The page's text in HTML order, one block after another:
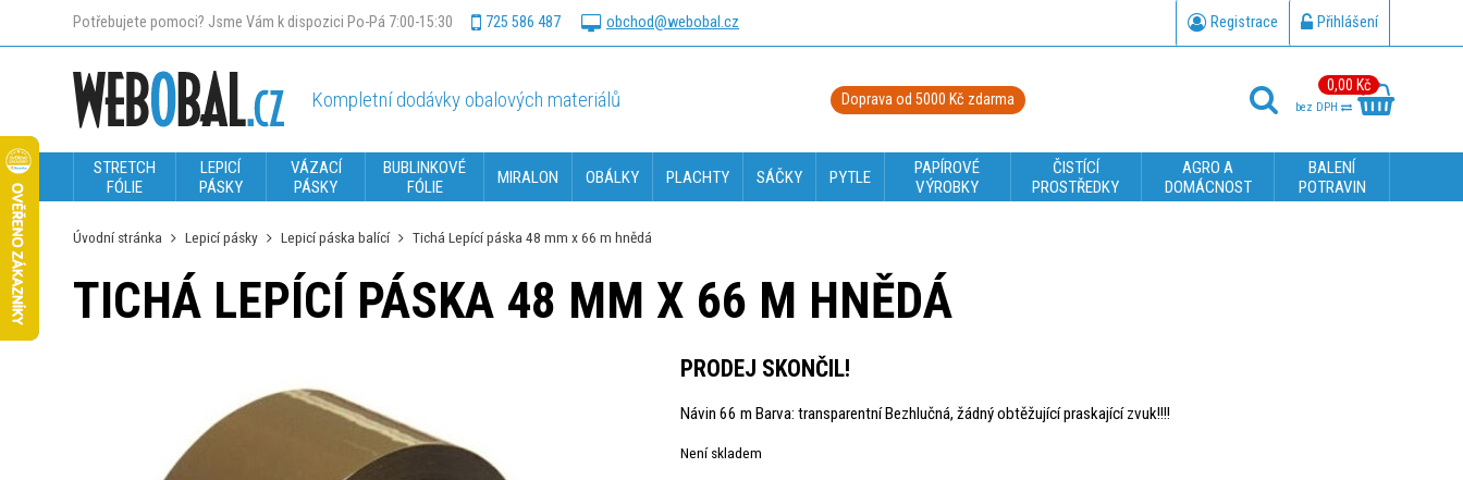
Potřebujete pomoci? Jsme Vám k dispozici Po-Pá 7:00-15:30 725 586 487 obchod@webobal.cz Registrace Přihlášení
Kompletní dodávky obalových materiálů Doprava od 5000 Kč zdarma
0,00 Kč
bez DPH
STRETCH
FÓLIE
LEPICÍ
PÁSKY
VÁZACÍ
PÁSKY
BUBLINKOVÉ
FÓLIE
MIRALON OBÁLKY PLACHTY SÁČKY PYTLE
PAPÍROVÉ
VÝROBKY
ČISTÍCÍ
PROSTŘEDKY
AGRO A
DOMÁCNOST
BALENÍ
POTRAVIN
Úvodní stránka Lepicí pásky Lepicí páska balící Tichá Lepící páska 48 mm x 66 m hnědá
TICHÁ LEPÍCÍ PÁSKA 48 MM X 66 M HNĚDÁ
PRODEJ SKONČIL!
Návin 66 m Barva: transparentní Bezhlučná, žádný obtěžující praskající zvuk!!!!
Není skladem